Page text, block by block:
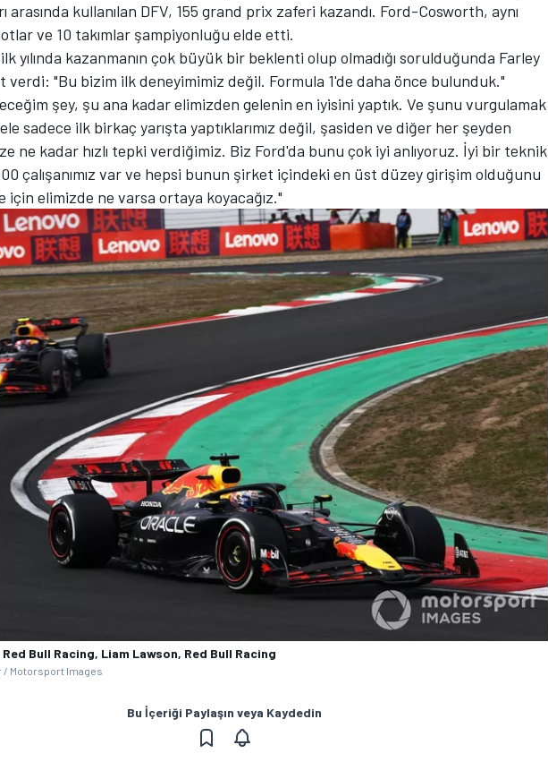
arasında kullanılan DFV, 155 grand prix zaferi kazandı. Ford-Cosworth, aynı
ve 10 takımlar şampiyonluğu elde etti.
ilk yılında kazanmanın çok büyük bir beklenti olup olmadığı sorulduğunda Farley
verdi: "Bu bizim ilk deneyimimiz değil. Formula 1'de daha önce bulunduk."
şey, şu ana kadar elimizden gelenin en iyisini yaptık. Ve şunu vurgulamak
sadece ilk birkaç yarışta yaptıklarımız değil, şasiden ve diğer her şeyden
ne kadar hızlı tepki verdiğimiz. Biz Ford'da bunu çok iyi anlıyoruz. İyi bir teknik
çalışanımız var ve hepsi bunun şirket içindeki en üst düzey girişim olduğunu
için elimizde ne varsa ortaya koyacağız."
Bull Racing, Liam Lawson, Red Bull Racing
/ Motorsport Images
Bu İçeriği Paylaşın veya Kaydedin